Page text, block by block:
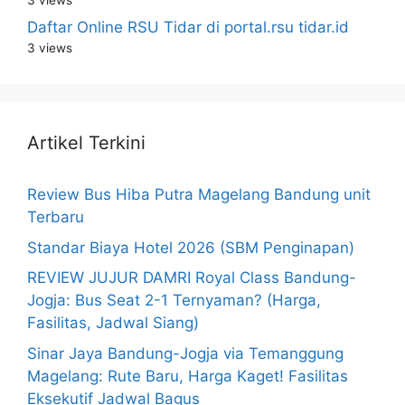
Daftar Online RSU Tidar di portal.rsu tidar.id
3 views
Artikel Terkini
Review Bus Hiba Putra Magelang Bandung unit
Terbaru
Standar Biaya Hotel 2026 (SBM Penginapan)
REVIEW JUJUR DAMRI Royal Class Bandung-
Jogja: Bus Seat 2-1 Ternyaman? (Harga,
Fasilitas, Jadwal Siang)
Sinar Jaya Bandung-Jogja via Temanggung
Magelang: Rute Baru, Harga Kaget! Fasilitas
Eksekutif Jadwal Bagus